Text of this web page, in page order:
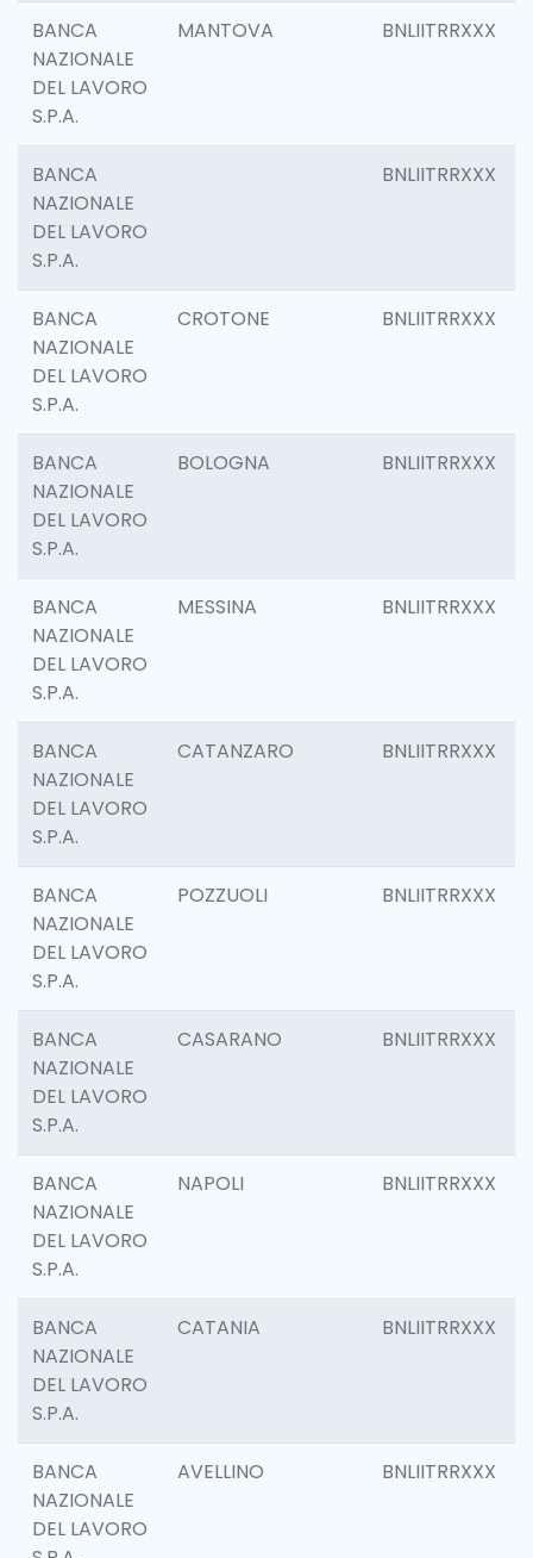
BANCA
NAZIONALE
DEL LAVORO
S.P.A.
MANTOVA BNLIITRRXXX
BANCA
NAZIONALE
DEL LAVORO
S.P.A.
BNLIITRRXXX
BANCA
NAZIONALE
DEL LAVORO
S.P.A.
CROTONE BNLIITRRXXX
BANCA
NAZIONALE
DEL LAVORO
S.P.A.
BOLOGNA BNLIITRRXXX
BANCA
NAZIONALE
DEL LAVORO
S.P.A.
MESSINA BNLIITRRXXX
BANCA
NAZIONALE
DEL LAVORO
S.P.A.
CATANZARO BNLIITRRXXX
BANCA
NAZIONALE
DEL LAVORO
S.P.A.
POZZUOLI BNLIITRRXXX
BANCA
NAZIONALE
DEL LAVORO
S.P.A.
CASARANO BNLIITRRXXX
BANCA
NAZIONALE
DEL LAVORO
S.P.A.
NAPOLI BNLIITRRXXX
BANCA
NAZIONALE
DEL LAVORO
S.P.A.
CATANIA BNLIITRRXXX
BANCA
NAZIONALE
DEL LAVORO
AVELLINO BNLIITRRXXX